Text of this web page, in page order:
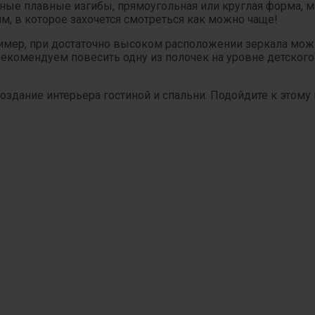
плавные изгибы, прямоугольная или круглая форма,
в которое захочется смотреться как можно чаще!
при достаточно высоком расположении зеркала
повесить одну из полочек на уровне
интерьера гостиной и спальни. Подойдите к